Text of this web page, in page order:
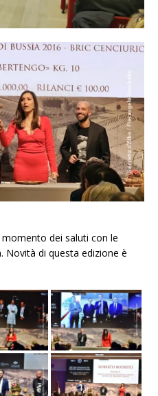
momento dei saluti con le
Novità di questa edizione è